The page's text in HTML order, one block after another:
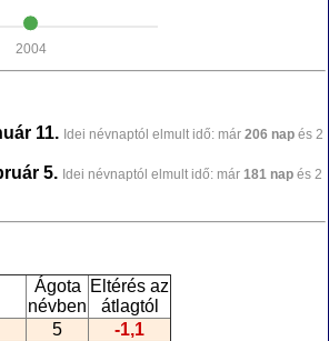
2004
11. Idei névnaptól elmult idő: már 206 nap és 2
5. Idei névnaptól elmult idő: már 181 nap és 2
Ágota
névben
Eltérés az
átlagtól
5
-1,1